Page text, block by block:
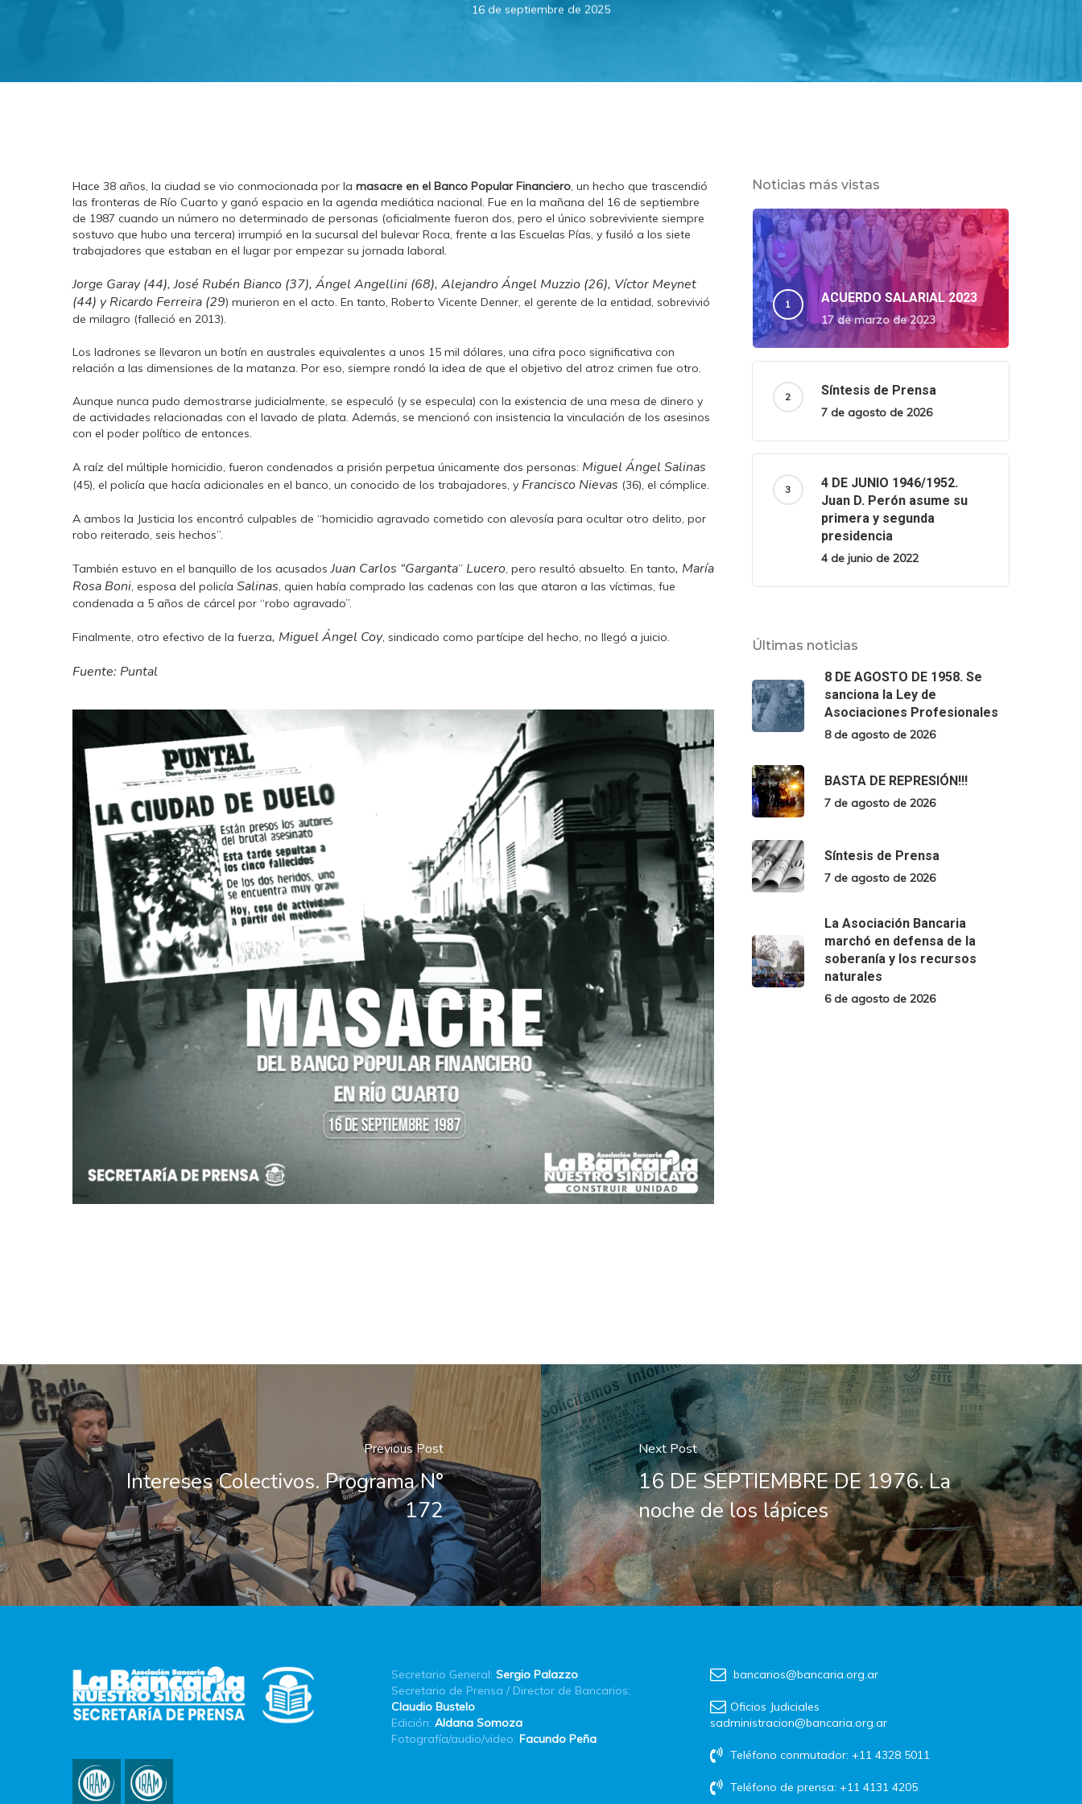
16 de septiembre de 2025
Hace 38 años, la ciudad se vio conmocionada por la masacre en el Banco Popular Financiero, un hecho que trascendió
las fronteras de Río Cuarto y ganó espacio en la agenda mediática nacional. Fue en la mañana del 16 de septiembre
de 1987 cuando un número no determinado de personas (oficialmente fueron dos, pero el único sobreviviente siempre
sostuvo que hubo una tercera) irrumpió en la sucursal del bulevar Roca, frente a las Escuelas Pías, y fusiló a los siete
trabajadores que estaban en el lugar por empezar su jornada laboral.
Jorge Garay (44), José Rubén Bianco (37), Ángel Angellini (68), Alejandro Ángel Muzzio (26), Víctor Meynet
(44) y Ricardo Ferreira (29) murieron en el acto. En tanto, Roberto Vicente Denner, el gerente de la entidad, sobrevivió
de milagro (falleció en 2013).
Los ladrones se llevaron un botín en australes equivalentes a unos 15 mil dólares, una cifra poco significativa con
relación a las dimensiones de la matanza. Por eso, siempre rondó la idea de que el objetivo del atroz crimen fue otro.
Aunque nunca pudo demostrarse judicialmente, se especuló (y se especula) con la existencia de una mesa de dinero y
de actividades relacionadas con el lavado de plata. Además, se mencionó con insistencia la vinculación de los asesinos
con el poder político de entonces.
A raíz del múltiple homicidio, fueron condenados a prisión perpetua únicamente dos personas: Miguel Ángel Salinas
(45), el policía que hacía adicionales en el banco, un conocido de los trabajadores, y Francisco Nievas (36), el cómplice.
A ambos la Justicia los encontró culpables de “homicidio agravado cometido con alevosía para ocultar otro delito, por
robo reiterado, seis hechos”.
También estuvo en el banquillo de los acusadosJuan Carlos “Garganta” Lucero, pero resultó absuelto. En tanto, María
Rosa Boni, esposa del policía Salinas, quien había comprado las cadenas con las que ataron a las víctimas, fue
condenada a 5 años de cárcel por “robo agravado”.
Finalmente, otro efectivo de la fuerza, Miguel Ángel Coy, sindicado como partícipe del hecho, no llegó a juicio.
Fuente: Puntal
Noticias más vistas
ACUERDO SALARIAL 2023
17 de marzo de 2023
Síntesis de Prensa
7 de agosto de 2026
4 DE JUNIO 1946/1952.
Juan D. Perón asume su
primera y segunda
presidencia
4 de junio de 2022
Últimas noticias
8 DE AGOSTO DE 1958. Se
sanciona la Ley de
Asociaciones Profesionales
8 de agosto de 2026
BASTA DE REPRESIÓN!!!
7 de agosto de 2026
Síntesis de Prensa
7 de agosto de 2026
La Asociación Bancaria
marchó en defensa de la
soberanía y los recursos
naturales
6 de agosto de 2026
Previous Post
Intereses Colectivos. Programa N°
172
Next Post
16 DE SEPTIEMBRE DE 1976. La
noche de los lápices
Secretario General: Sergio Palazzo
Secretario de Prensa / Director de Bancarios:
Claudio Bustelo
Edición: Aldana Somoza
Fotografía/audio/video: Facundo Peña
bancarios@bancaria.org.ar
Oficios Judiciales
sadministracion@bancaria.org.ar
Teléfono conmutador: +11 4328 5011
Teléfono de prensa: +11 4131 4205